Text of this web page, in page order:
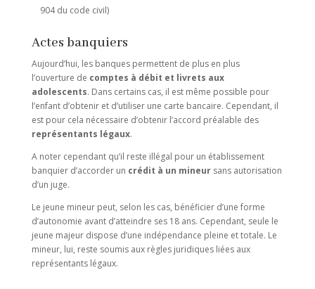
904 du code civil)
Actes banquiers
Aujourd’hui, les banques permettent de plus en plus
l’ouverture de comptes à débit et livrets aux
adolescents. Dans certains cas, il est même possible pour
l’enfant d’obtenir et d’utiliser une carte bancaire. Cependant, il
est pour cela nécessaire d’obtenir l’accord préalable des
représentants légaux.
A noter cependant qu’il reste illégal pour un établissement
banquier d’accorder un crédit à un mineursans autorisation
d’un juge.
Le jeune mineur peut, selon les cas, bénéficier d’une forme
d’autonomie avant d’atteindre ses 18 ans. Cependant, seule le
jeune majeur dispose d’une indépendance pleine et totale. Le
mineur, lui, reste soumis aux règles juridiques liées aux
représentants légaux.